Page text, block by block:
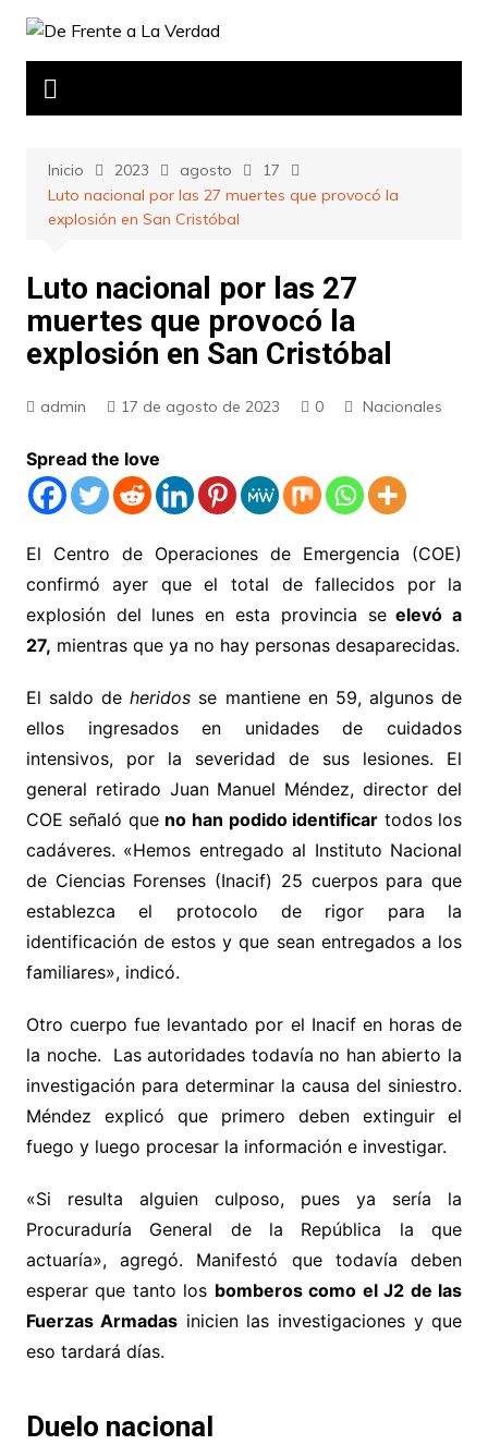
Saltar
contenido
Inicio 2023 agosto
17
Luto nacional por las 27 muertes que provocó la
explosión en San Cristóbal
Luto nacional por las 27
muertes que provocó la
explosión en San Cristóbal
admin 17 de agosto de 2023 0 Nacionales
Spread the love
El Centro de Operaciones de Emergencia (COE)
confirmó ayer que el total de fallecidos por la
explosión del lunes en esta provincia seelevó a
27, mientras que ya no hay personas desaparecidas.
El saldo deheridos se mantiene en 59, algunos de
ellos ingresados en unidades de cuidados
intensivos, por la severidad de sus lesiones. El
general retirado Juan Manuel Méndez, director del
COE señaló que no han podido identificar todos los
cadáveres. «Hemos entregado al Instituto Nacional
de Ciencias Forenses (Inacif) 25 cuerpos para que
establezca el protocolo de rigor para la
identificación de estos y que sean entregados a los
familiares», indicó.
Otro cuerpo fue levantado por el Inacif en horas de
la noche. Las autoridades todavía no han abierto la
investigación para determinar la causa del siniestro.
Méndez explicó que primero deben extinguir el
fuego y luego procesar la información e investigar.
«Si resulta alguien culposo, pues ya sería la
Procuraduría General de la República la que
actuaría», agregó. Manifestó que todavía deben
esperar que tanto los bomberos como el J2 de las
Fuerzas Armadas inicien las investigaciones y que
eso tardará días.
Duelo nacional